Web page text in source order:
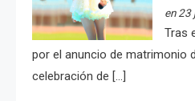
en 23
Tras
por el anuncio de matrimonio
celebración de […]